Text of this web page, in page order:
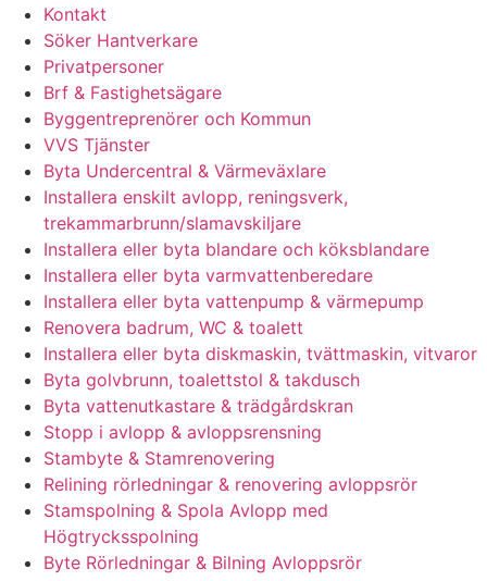
Kontakt
Söker Hantverkare
Privatpersoner
Brf & Fastighetsägare
Byggentreprenörer och Kommun
VVS Tjänster
Byta Undercentral & Värmeväxlare
Installera enskilt avlopp, reningsverk,
trekammarbrunn/slamavskiljare
Installera eller byta blandare och köksblandare
Installera eller byta varmvattenberedare
Installera eller byta vattenpump & värmepump
Renovera badrum, WC & toalett
Installera eller byta diskmaskin, tvättmaskin, vitvaror
Byta golvbrunn, toalettstol & takdusch
Byta vattenutkastare & trädgårdskran
Stopp i avlopp & avloppsrensning
Stambyte & Stamrenovering
Relining rörledningar & renovering avloppsrör
Stamspolning & Spola Avlopp med
Högtrycksspolning
Byte Rörledningar & Bilning Avloppsrör